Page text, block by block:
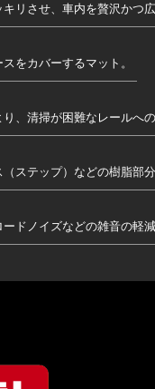
リさせ、車内を贅沢かつ
をカバーするマット。
、清掃が困難なレールへ
ステップ）などの樹脂部
ドノイズなどの雑音の軽